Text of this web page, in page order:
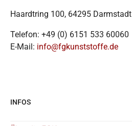
Haardtring 100, 64295 Darmstadt
Telefon: +49 (0) 6151 533 60060
E-Mail: info@fgkunststoffe.de
INFOS